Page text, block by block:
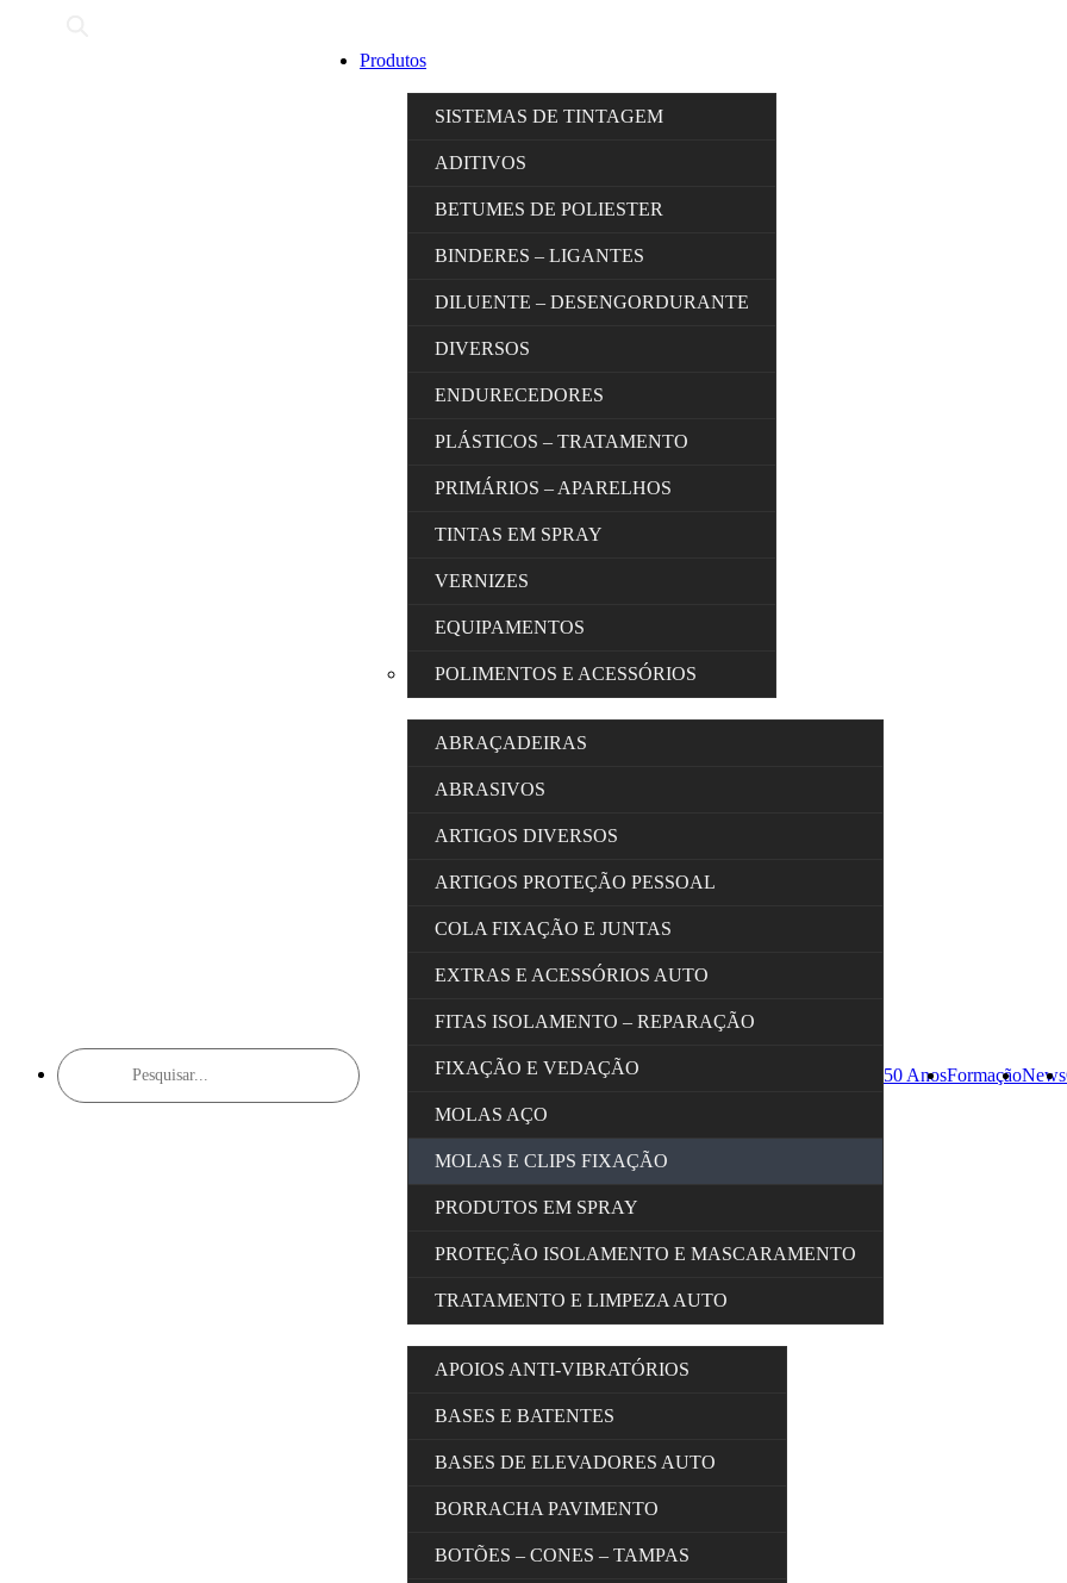
Products
search
Produtos
SISTEMAS DE TINTAGEM
ADITIVOS
BETUMES DE POLIESTER
BINDERES – LIGANTES
DILUENTE – DESENGORDURANTE
DIVERSOS
ENDURECEDORES
PLÁSTICOS – TRATAMENTO
PRIMÁRIOS – APARELHOS
TINTAS EM SPRAY
VERNIZES
EQUIPAMENTOS
POLIMENTOS E ACESSÓRIOS
ABRAÇADEIRAS
ABRASIVOS
ARTIGOS DIVERSOS
ARTIGOS PROTEÇÃO PESSOAL
COLA FIXAÇÃO E JUNTAS
EXTRAS E ACESSÓRIOS AUTO
FITAS ISOLAMENTO – REPARAÇÃO
FIXAÇÃO E VEDAÇÃO
MOLAS AÇO
MOLAS E CLIPS FIXAÇÃO
PRODUTOS EM SPRAY
PROTEÇÃO ISOLAMENTO E MASCARAMENTO
TRATAMENTO E LIMPEZA AUTO
APOIOS ANTI-VIBRATÓRIOS
BASES E BATENTES
BASES DE ELEVADORES AUTO
BORRACHA PAVIMENTO
BOTÕES – CONES – TAMPAS
50 AnosFormaçãoNews